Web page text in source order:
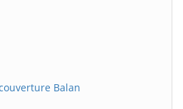
Balan